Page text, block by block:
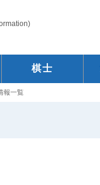
棋士
報一覧